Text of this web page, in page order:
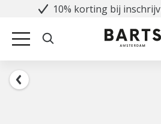
10% korting bij